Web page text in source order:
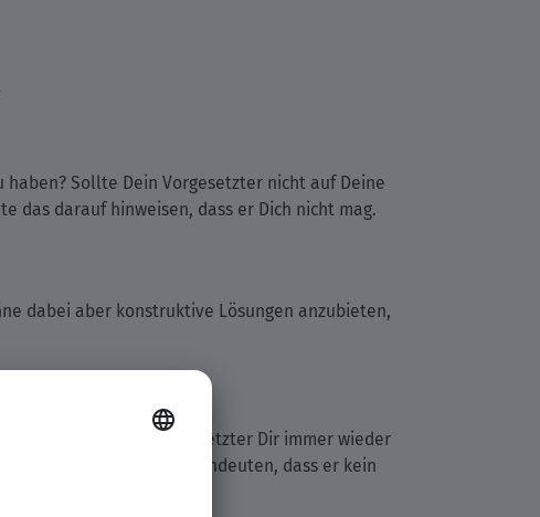
Sollte Dein Vorgesetzter nicht auf Deine
das darauf hinweisen, dass er Dich nicht mag.
dabei aber konstruktive Lösungen anzubieten,
Sollte Dein Vorgesetzter Dir immer wieder
könnte das darauf hindeuten, dass er kein